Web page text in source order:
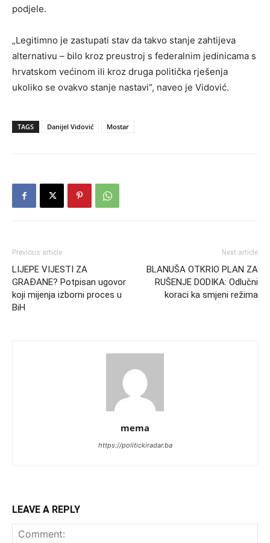
podjele.
„Legitimno je zastupati stav da takvo stanje zahtijeva
alternativu – bilo kroz preustroj s federalnim jedinicama s
hrvatskom većinom ili kroz druga politička rješenja
ukoliko se ovakvo stanje nastavi“, naveo je Vidović.
TAGS Danijel Vidović Mostar
Previous article
LIJEPE VIJESTI ZA
GRAĐANE? Potpisan ugovor
koji mijenja izborni proces u
BiH
Next article
BLANUŠA OTKRIO PLAN ZA
RUŠENJE DODIKA: Odlučni
koraci ka smjeni režima
mema
https://politickiradar.ba
LEAVE A REPLY